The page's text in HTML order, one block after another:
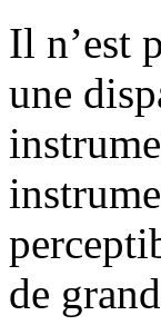
Il n’est
une
de